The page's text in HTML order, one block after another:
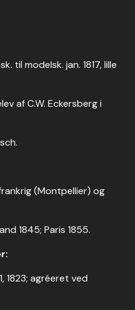
til modelsk. jan. 1817, lille
af C.W. Eckersberg i
(Montpellier) og
1845; Paris 1855.
1823; agréeret ved